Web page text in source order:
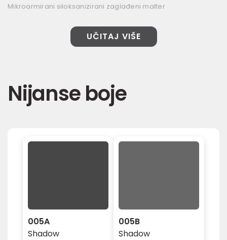
Mikroarmirani siloksanizirani zaglađeni malter
UČITAJ VIŠE
Nijanse boje
005A
Shadow
005B
Shadow